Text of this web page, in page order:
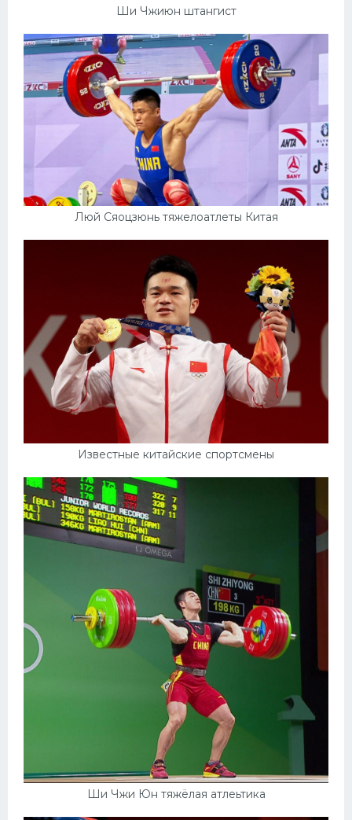
Ши Чжиюн штангист
Люй Сяоцзюнь тяжелоатлеты Китая
Известные китайские спортсмены
Ши Чжи Юн тяжёлая атлеьтика